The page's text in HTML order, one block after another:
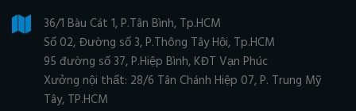
36/1 Bàu Cát 1, P.Tân Bình, Tp.HCM
Số 02, Đường số 3, P.Thông Tây Hội, Tp.HCM
95 đường số 37, P.Hiệp Bình, KĐT Vạn Phúc
Xưởng nội thất: 28/6 Tân Chánh Hiệp 07, P. Trung Mỹ
Tây, TP.HCM